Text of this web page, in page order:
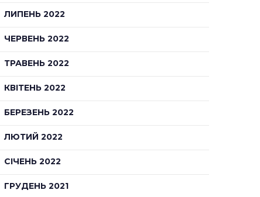
ЛИПЕНЬ 2022
ЧЕРВЕНЬ 2022
ТРАВЕНЬ 2022
КВІТЕНЬ 2022
БЕРЕЗЕНЬ 2022
ЛЮТИЙ 2022
СІЧЕНЬ 2022
ГРУДЕНЬ 2021